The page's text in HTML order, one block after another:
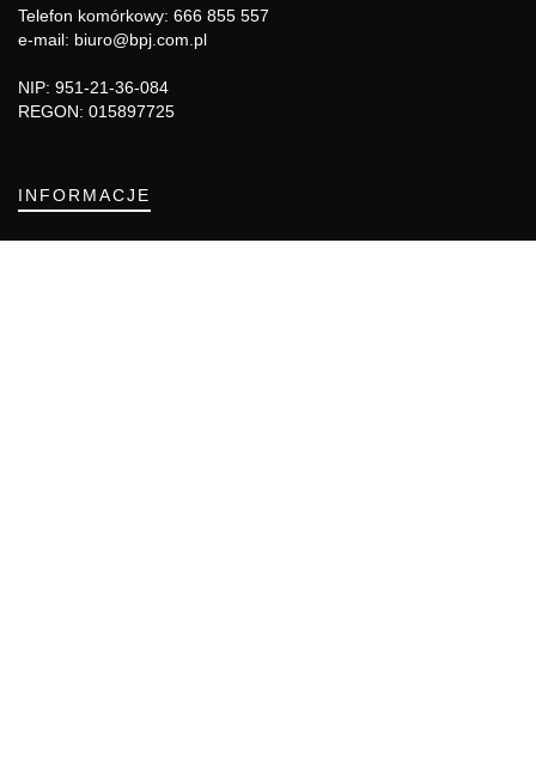
Telefon komórkowy: 666 855 557
e-mail: biuro@bpj.com.pl
NIP: 951-21-36-084
REGON: 015897725
INFORMACJE